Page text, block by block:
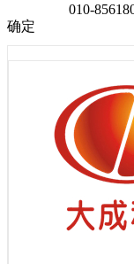
010-
确定